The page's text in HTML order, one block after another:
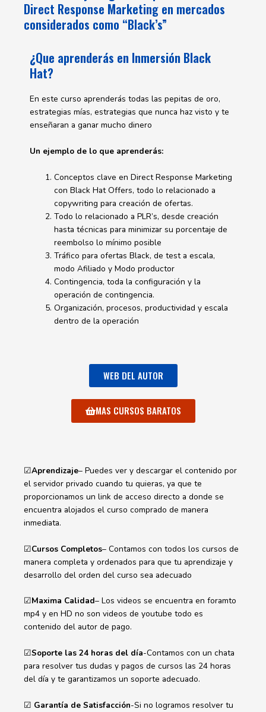
Direct Response Marketing en mercados
considerados como “Black’s”
¿Que aprenderás en Inmersión Black
Hat?
En este curso aprenderás todas las pepitas de oro,
estrategias mías, estrategias que nunca haz visto y te
enseñaran a ganar mucho dinero
Un ejemplo de lo que aprenderás:
Conceptos clave en Direct Response Marketing
con Black Hat Offers, todo lo relacionado a
copywriting para creación de ofertas.
Todo lo relacionado a PLR’s, desde creación
hasta técnicas para minimizar su porcentaje de
reembolso lo mínimo posible
Tráfico para ofertas Black, de test a escala,
modo Afiliado y Modo productor
Contingencia, toda la configuración y la
operación de contingencia.
Organización, procesos, productividad y escala
dentro de la operación
WEB DEL AUTOR
MAS CURSOS BARATOS
☑Aprendizaje– Puedes ver y descargar el contenido por
el servidor privado cuando tu quieras, ya que te
proporcionamos un link de acceso directo a donde se
encuentra alojados el curso comprado de manera
inmediata.
☑Cursos Completos– Contamos con todos los cursos de
manera completa y ordenados para que tu aprendizaje y
desarrollo del orden del curso sea adecuado
☑Maxima Calidad– Los videos se encuentra en foramto
mp4 y en HD no son videos de youtube todo es
contenido del autor de pago.
☑Soporte las 24 horas del día-Contamos con un chata
para resolver tus dudas y pagos de cursos las 24 horas
del día y te garantizamos un soporte adecuado.
☑ Garantía de Satisfacción-Si no logramos resolver tu